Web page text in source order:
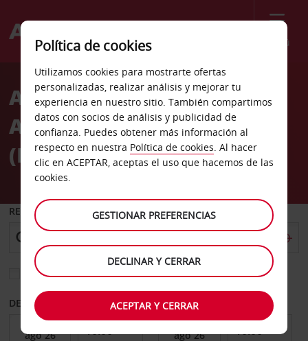
Menú
Welcome
AvisAlquiler de coches
Aeropuerto de Gatwick
(LGW, Terminal Sur)
RECOGER EN
Elegir otra oficina de devolución
DESDE HASTA
Política de cookies
Utilizamos cookies para mostrarte ofertas
personalizadas, realizar análisis y mejorar tu
experiencia en nuestro sitio. También compartimos
datos con socios de análisis y publicidad de
confianza. Puedes obtener más información al
respecto en nuestra Política de cookies. Al hacer
clic en ACEPTAR, aceptas el uso que hacemos de las
cookies.
GESTIONAR PREFERENCIAS
DECLINAR Y CERRAR
ACEPTAR Y CERRAR